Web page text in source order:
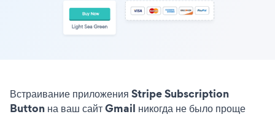
Встраивание приложения Stripe Subscription
Button на ваш сайт Gmail никогда не было проще